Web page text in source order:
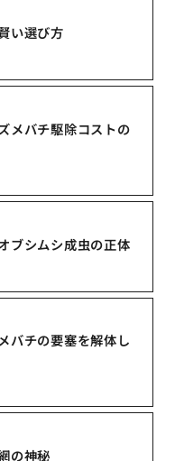
い選び方
メバチ駆除コストの
ブシムシ成虫の正体
バチの要塞を解体し
の神秘